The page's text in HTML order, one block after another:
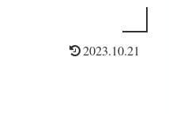
2023.10.21